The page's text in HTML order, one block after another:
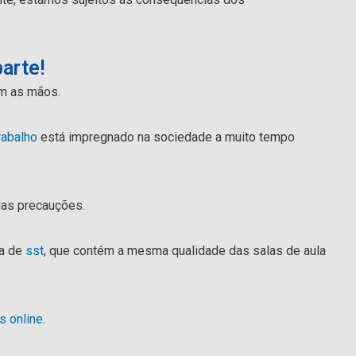
as mãos.
está impregnado na sociedade a muito tempo
precauções.
de sst, que contém a mesma qualidade das salas de aula
online.